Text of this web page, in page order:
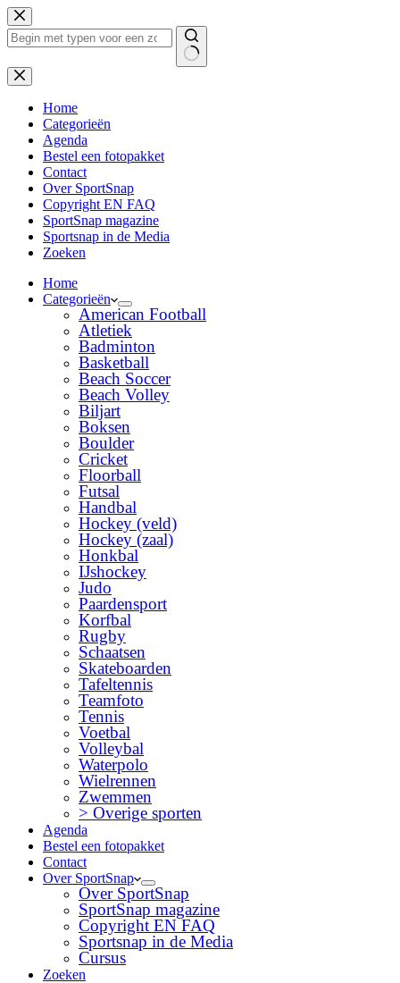
Ga
naar
de
Geen
resultaten
Home
Categorieën
Agenda
Bestel een fotopakket
Contact
Over SportSnap
Copyright EN FAQ
SportSnap magazine
Sportsnap in de Media
Zoeken
Home
Categorieën
American Football
Atletiek
Badminton
Basketball
Beach Soccer
Beach Volley
Biljart
Boksen
Boulder
Cricket
Floorball
Futsal
Handbal
Hockey (veld)
Hockey (zaal)
Honkbal
IJshockey
Judo
Paardensport
Korfbal
Rugby
Schaatsen
Skateboarden
Tafeltennis
Teamfoto
Tennis
Voetbal
Volleybal
Waterpolo
Wielrennen
Zwemmen
> Overige sporten
Agenda
Bestel een fotopakket
Contact
Over SportSnap
Over SportSnap
SportSnap magazine
Copyright EN FAQ
Sportsnap in de Media
Cursus
Zoeken